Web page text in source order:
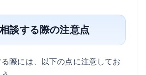
談する際の注意点
際には、以下の点に注意してお